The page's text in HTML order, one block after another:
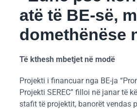
atë të BE-së,
domethënëse
Të kthesh mbetjet në modë
Projekti i financuar nga BE-ja
Projekti SEREC” filloi në janar të
stafit të projektit, banorët vendas